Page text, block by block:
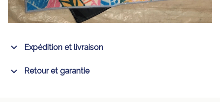
Expédition et livraison
Retour et garantie